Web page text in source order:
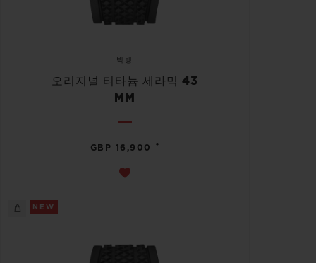
빅뱅
오리지널 티타늄 세라믹 43
MM
GBP 16,900 •
NEW